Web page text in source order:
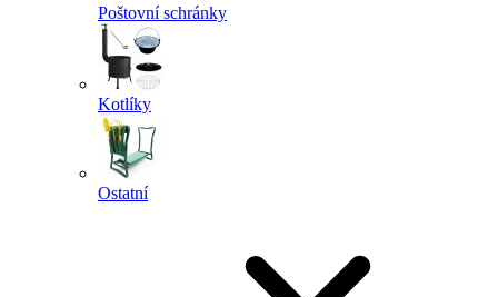
Poštovní schránky
Kotlíky
Ostatní